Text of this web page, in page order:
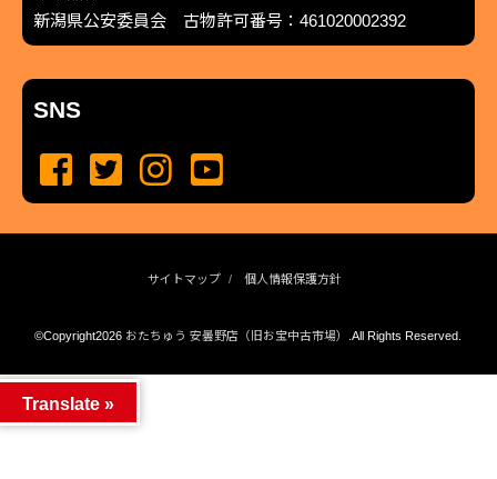
新潟県公安委員会 古物許可番号：461020002392
SNS
サイトマップ 個人情報保護方針
©Copyright2026 おたちゅう 安曇野店（旧お宝中古市場） .All Rights Reserved.
Translate »